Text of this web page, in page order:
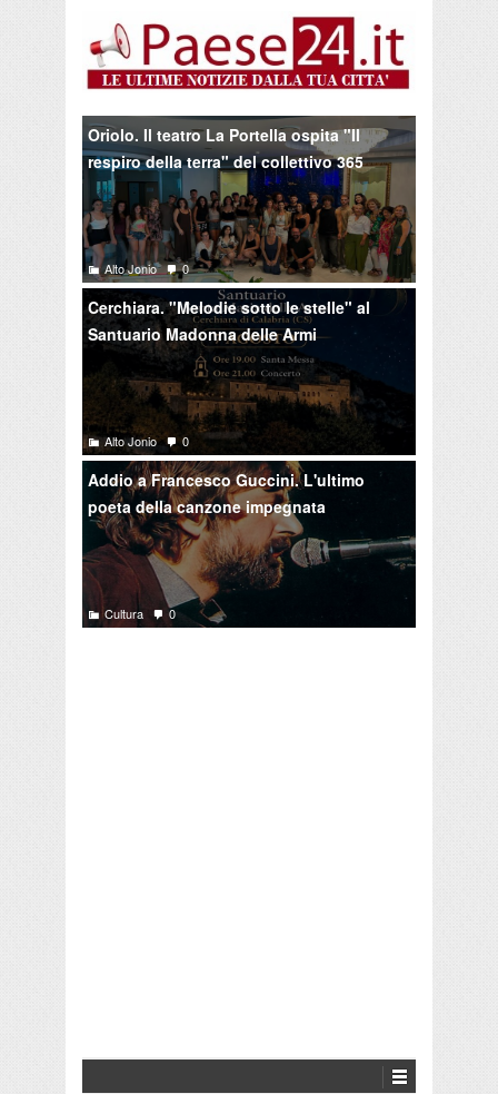
Oriolo. Il teatro La Portella ospita "Il
respiro della terra" del collettivo 365
Alto Jonio 0
Cerchiara. "Melodie sotto le stelle" al
Santuario Madonna delle Armi
Alto Jonio 0
Addio a Francesco Guccini. L'ultimo
poeta della canzone impegnata
Cultura 0